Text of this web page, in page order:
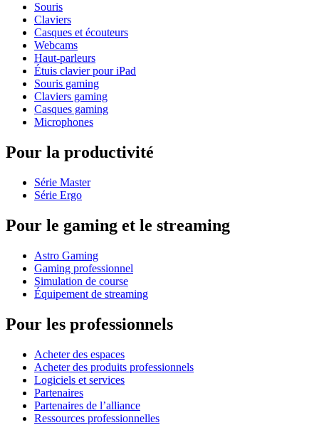
Souris
Claviers
Casques et écouteurs
Webcams
Haut-parleurs
Étuis clavier pour iPad
Souris gaming
Claviers gaming
Casques gaming
Microphones
Pour la productivité
Série Master
Série Ergo
Pour le gaming et le streaming
Astro Gaming
Gaming professionnel
Simulation de course
Équipement de streaming
Pour les professionnels
Acheter des espaces
Acheter des produits professionnels
Logiciels et services
Partenaires
Partenaires de l’alliance
Ressources professionnelles